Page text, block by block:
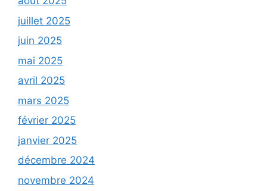
juillet 2025
juin 2025
mai 2025
avril 2025
mars 2025
février 2025
janvier 2025
décembre 2024
novembre 2024